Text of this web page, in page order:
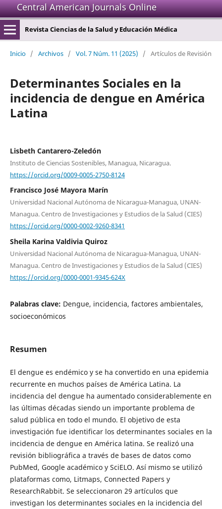
Central American Journals Online
Revista Ciencias de la Salud y Educación Médica
Inicio / Archivos / Vol. 7 Núm. 11 (2025) / Artículos de Revisión
Determinantes Sociales en la
incidencia de dengue en América
Latina
Lisbeth Cantarero-Zeledón
Instituto de Ciencias Sostenibles, Managua, Nicaragua.
https://orcid.org/0009-0005-2750-8124
Francisco José Mayora Marín
Universidad Nacional Autónoma de Nicaragua-Managua, UNAN-
Managua. Centro de Investigaciones y Estudios de la Salud (CIES)
https://orcid.org/0000-0002-9260-8341
Sheila Karina Valdivia Quiroz
Universidad Nacional Autónoma de Nicaragua-Managua, UNAN-
Managua. Centro de Investigaciones y Estudios de la Salud (CIES)
https://orcid.org/0000-0001-9345-624X
Palabras clave: Dengue, incidencia, factores ambientales,
socioeconómicos
Resumen
El dengue es endémico y se ha convertido en una epidemia
recurrente en muchos países de América Latina. La
incidencia del dengue ha aumentado considerablemente en
las últimas décadas siendo un importante problema de
salud pública en todo el mundo. El objetivo de esta
investigación fue identificar los determinantes sociales en la
incidencia de dengue en América latina. Se realizó una
revisión bibliográfica a través de bases de datos como
PubMed, Google académico y SciELO. Así mismo se utilizó
plataformas como, Litmaps, Connected Papers y
ResearchRabbit. Se seleccionaron 29 artículos que
investigan los determinantes sociales en la incidencia del